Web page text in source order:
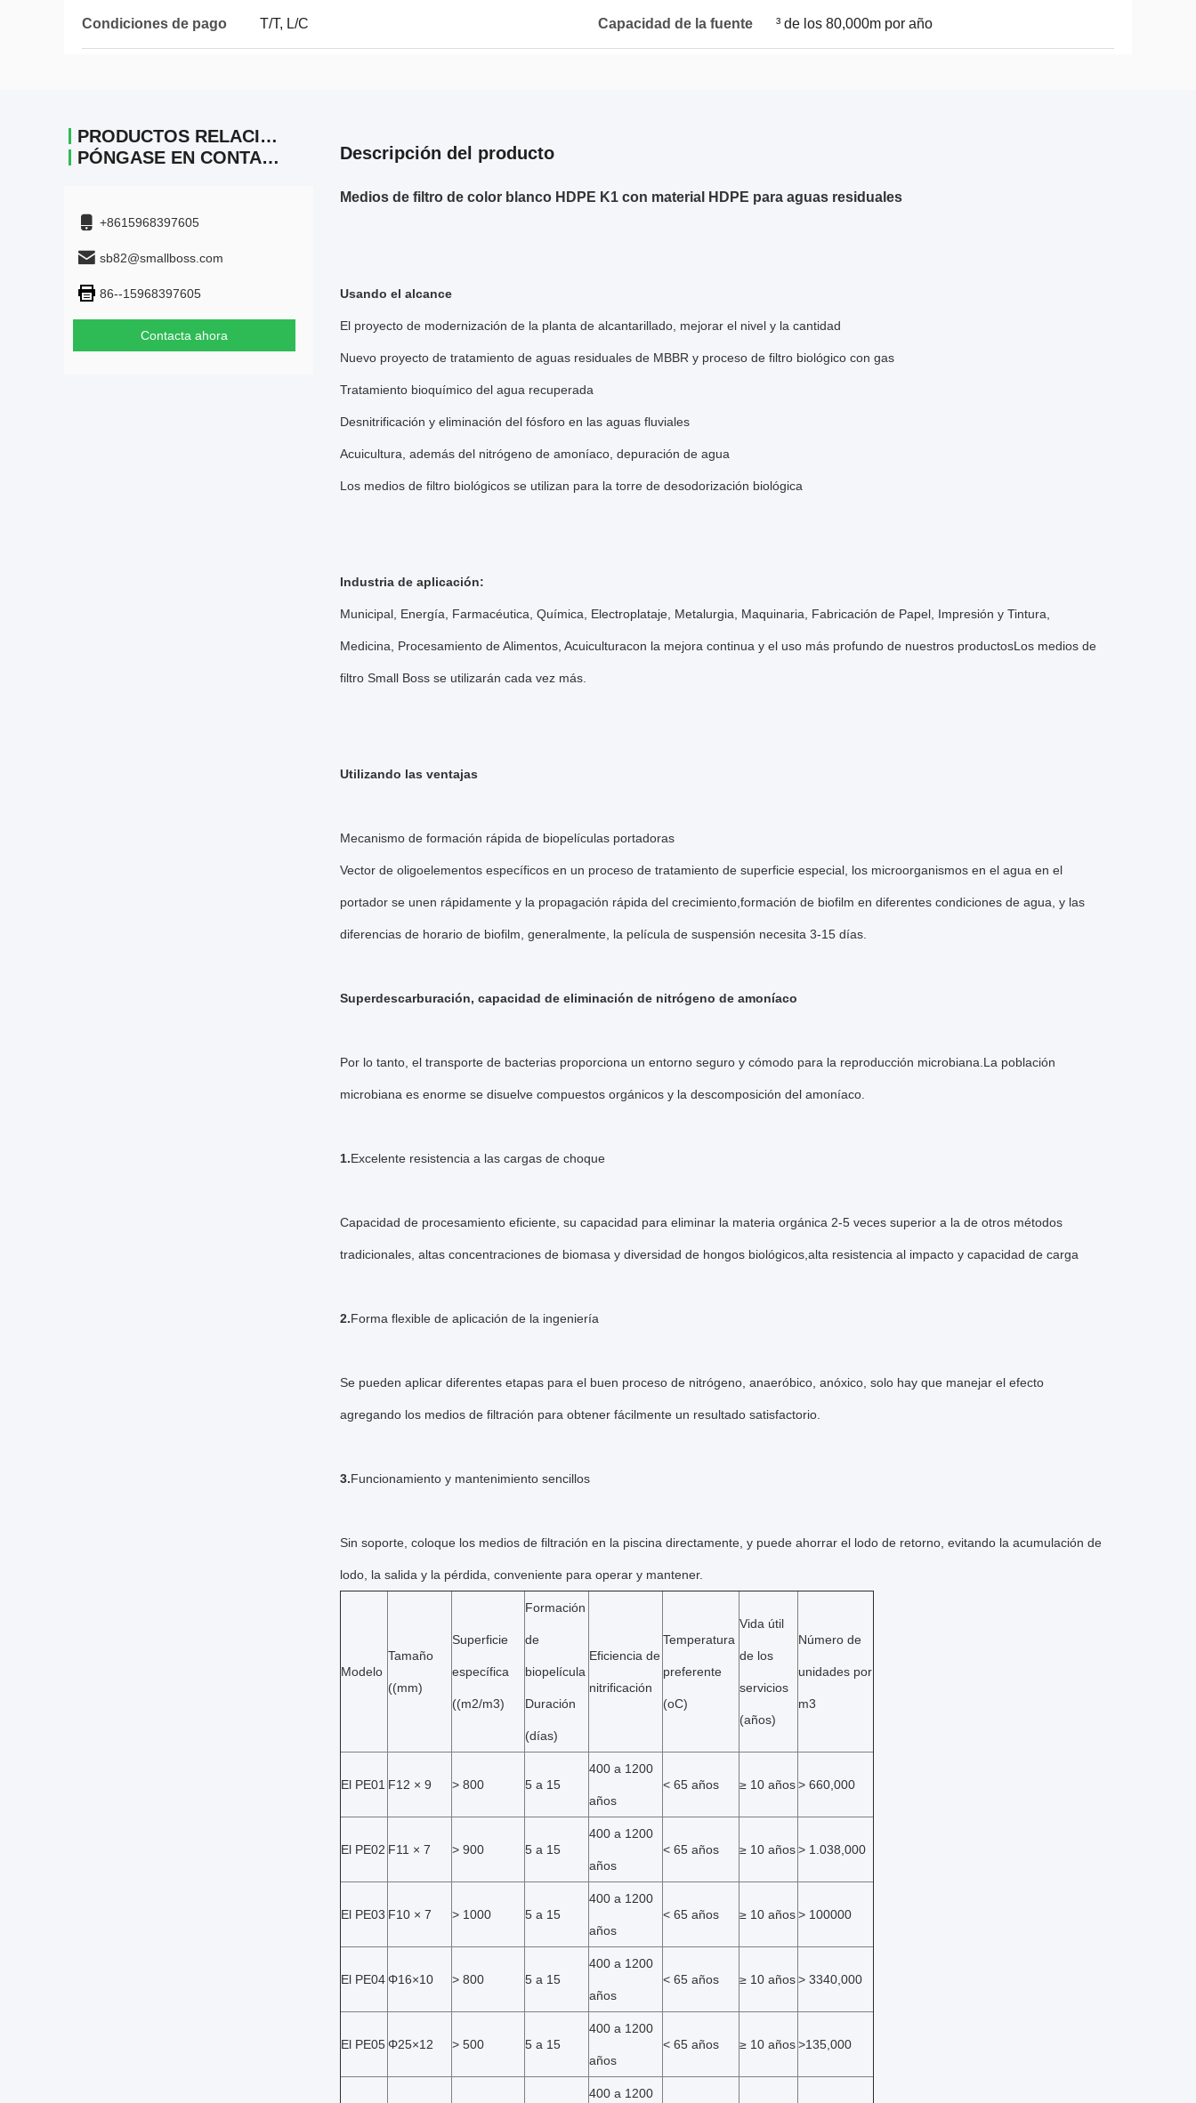
Condiciones de pago T/T, L/C Capacidad de la fuente ³ de los 80,000m por año
PRODUCTOS RELACIONADOS
PÓNGASE EN CONTACTO
+8615968397605
sb82@smallboss.com
86--15968397605
Contacta ahora
Descripción del producto
Medios de filtro de color blanco HDPE K1 con material HDPE para aguas residuales
Usando el alcance
El proyecto de modernización de la planta de alcantarillado, mejorar el nivel y la cantidad
Nuevo proyecto de tratamiento de aguas residuales de MBBR y proceso de filtro biológico con gas
Tratamiento bioquímico del agua recuperada
Desnitrificación y eliminación del fósforo en las aguas fluviales
Acuicultura, además del nitrógeno de amoníaco, depuración de agua
Los medios de filtro biológicos se utilizan para la torre de desodorización biológica
Industria de aplicación:
Municipal, Energía, Farmacéutica, Química, Electroplataje, Metalurgia, Maquinaria, Fabricación de Papel, Impresión y Tintura,
Medicina, Procesamiento de Alimentos, Acuiculturacon la mejora continua y el uso más profundo de nuestros productosLos medios de
filtro Small Boss se utilizarán cada vez más.
Utilizando las ventajas
Mecanismo de formación rápida de biopelículas portadoras
Vector de oligoelementos específicos en un proceso de tratamiento de superficie especial, los microorganismos en el agua en el
portador se unen rápidamente y la propagación rápida del crecimiento,formación de biofilm en diferentes condiciones de agua, y las
diferencias de horario de biofilm, generalmente, la película de suspensión necesita 3-15 días.
Superdescarburación, capacidad de eliminación de nitrógeno de amoníaco
Por lo tanto, el transporte de bacterias proporciona un entorno seguro y cómodo para la reproducción microbiana.La población
microbiana es enorme se disuelve compuestos orgánicos y la descomposición del amoníaco.
1.Excelente resistencia a las cargas de choque
Capacidad de procesamiento eficiente, su capacidad para eliminar la materia orgánica 2-5 veces superior a la de otros métodos
tradicionales, altas concentraciones de biomasa y diversidad de hongos biológicos,alta resistencia al impacto y capacidad de carga
2.Forma flexible de aplicación de la ingeniería
Se pueden aplicar diferentes etapas para el buen proceso de nitrógeno, anaeróbico, anóxico, solo hay que manejar el efecto
agregando los medios de filtración para obtener fácilmente un resultado satisfactorio.
3.Funcionamiento y mantenimiento sencillos
Sin soporte, coloque los medios de filtración en la piscina directamente, y puede ahorrar el lodo de retorno, evitando la acumulación de
lodo, la salida y la pérdida, conveniente para operar y mantener.
Modelo
Tamaño
((mm)
Superficie
específica
((m2/m3)
Formación
de
biopelícula
Duración
(días)
Eficiencia de
nitrificación
Temperatura
preferente
(oC)
Vida útil
de los
servicios
(años)
Número de
unidades por
m3
El PE01 F12 × 9 > 800 5 a 15
400 a 1200
años
< 65 años ≥ 10 años> 660,000
El PE02 F11 × 7 > 900 5 a 15
400 a 1200
años
< 65 años ≥ 10 años> 1.038,000
El PE03 F10 × 7 > 1000 5 a 15
400 a 1200
años
< 65 años ≥ 10 años> 100000
El PE04Φ16×10 > 800 5 a 15
400 a 1200
años
< 65 años ≥ 10 años> 3340,000
El PE05Φ25×12 > 500 5 a 15
400 a 1200
años
< 65 años ≥ 10 años>135,000
400 a 1200